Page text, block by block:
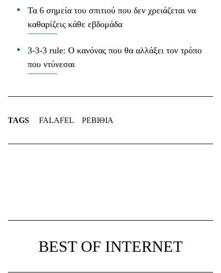
Τα 6 σημεία του σπιτιού που δεν χρειάζεται να
καθαρίζεις κάθε εβδομάδα
3-3-3 rule: Ο κανόνας που θα αλλάξει τον τρόπο
που ντύνεσαι
TAGS FALAFEL ΡΕΒΙΘΙΑ
BEST OF INTERNET